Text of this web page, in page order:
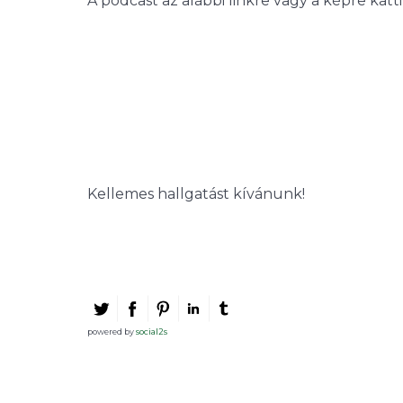
Kellemes hallgatást kívánunk!
powered bysocial2s